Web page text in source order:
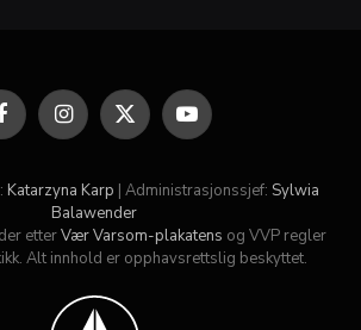
FacebookInstagram
X
(Twitter)
YouTube
Katarzyna Karp | Administrasjonssjef: Sylwia
Balawender
etterVær Varsom-plakatens og VVP regler
Alt innhold er opphavsrettslig beskyttet.